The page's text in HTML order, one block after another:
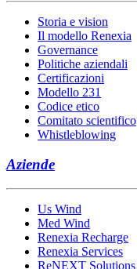
Storia e vision
Il modello Renexia
Governance
Politiche aziendali
Certificazioni
Modello 231
Codice etico
Comitato scientifico
Whistleblowing
Aziende
Us Wind
Med Wind
Renexia Recharge
Renexia Services
ReNEXT Solutions